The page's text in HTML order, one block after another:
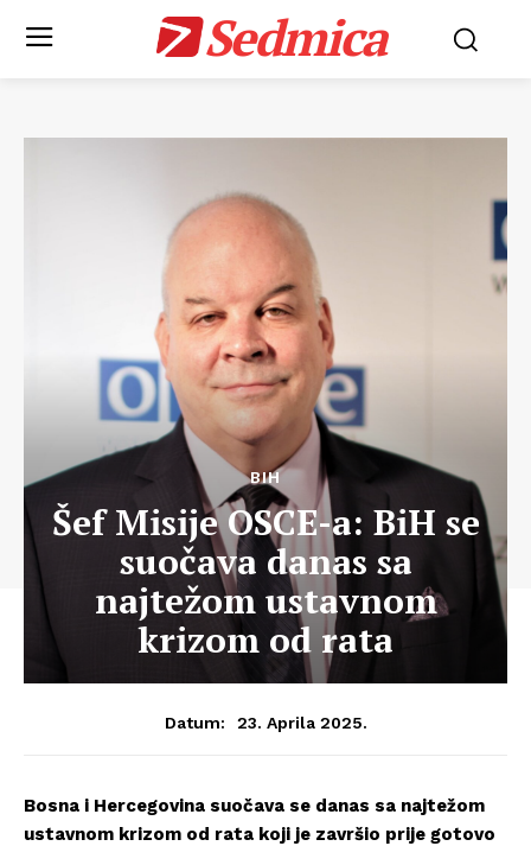
Sedmica
BIH
Šef Misije OSCE-a: BiH se
suočava danas sa
najtežom ustavnom
krizom od rata
Datum: 23. Aprila 2025.
Bosna i Hercegovina suočava se danas sa najtežom
ustavnom krizom od rata koji je završio prije gotovo